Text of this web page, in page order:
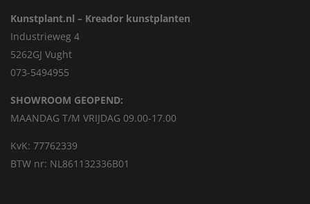
Kunstplant.nl – Kreador kunstplanten
Industrieweg 4
5262GJ Vught
073-5494955
SHOWROOM GEOPEND:
MAANDAG T/M VRIJDAG 09.00-17.00
KvK: 77762339
BTW nr: NL861132336B01